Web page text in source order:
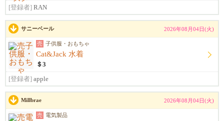
[登録者] RAN
サニーベール 2026年08月04日(火)
売 子供服・おもちゃ
Cat&Jack 水着
＄3
[登録者] apple
Millbrae 2026年08月04日(火)
売 電気製品